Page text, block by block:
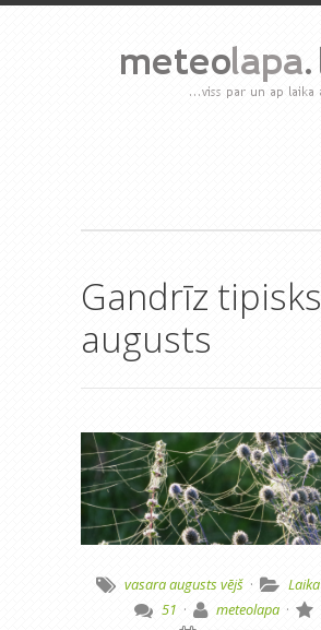
Gandrīz tipisks
augusts
vasaraaugusts vējš ·
51 · meteolapa ·